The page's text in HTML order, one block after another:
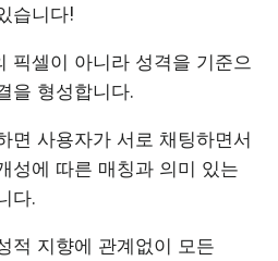
습니다!
픽셀이 아니라 성격을 기준으
을 형성합니다.
면 사용자가 서로 채팅하면서
성에 따른 매칭과 의미 있는
다.
적 지향에 관계없이 모든